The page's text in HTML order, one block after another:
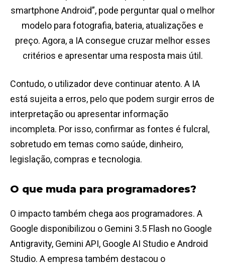
smartphone Android”, pode perguntar qual o melhor
modelo para fotografia, bateria, atualizações e
preço. Agora, a IA consegue cruzar melhor esses
critérios e apresentar uma resposta mais útil.
Contudo, o utilizador deve continuar atento. A IA
está sujeita a erros, pelo que podem surgir erros de
interpretação ou apresentar informação
incompleta. Por isso, confirmar as fontes é fulcral,
sobretudo em temas como saúde, dinheiro,
legislação, compras e tecnologia.
O que muda para programadores?
O impacto também chega aos programadores. A
Google disponibilizou o Gemini 3.5 Flash no Google
Antigravity, Gemini API, Google AI Studio e Android
Studio. A empresa também destacou o